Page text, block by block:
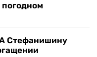
погодном
Стефанишину